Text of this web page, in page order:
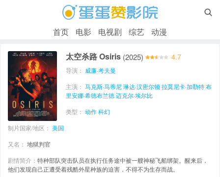

首页 电影 电视剧 综艺 动漫
太空杀路 Osiris (2025) 4.7
导演： 威廉·考夫曼
主演： 马克斯·马蒂尼琳达·汉密尔顿拉莫尼卡·加勒特布
里安娜·希德布兰德迈克尔·埃尔比
类型： 动作科幻
制片国家/地区： 美国
又名： 地狱判官
剧情简介： 特种部队突击队员在执行任务途中被一艘神秘飞船绑架。醒来后，
他们发现自己正遭受着残酷外星种族的迫害，不得不为生存而战。